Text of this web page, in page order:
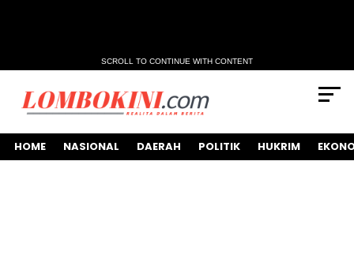
SCROLL TO CONTINUE WITH CONTENT
HOME NASIONAL DAERAH POLITIK HUKRIM